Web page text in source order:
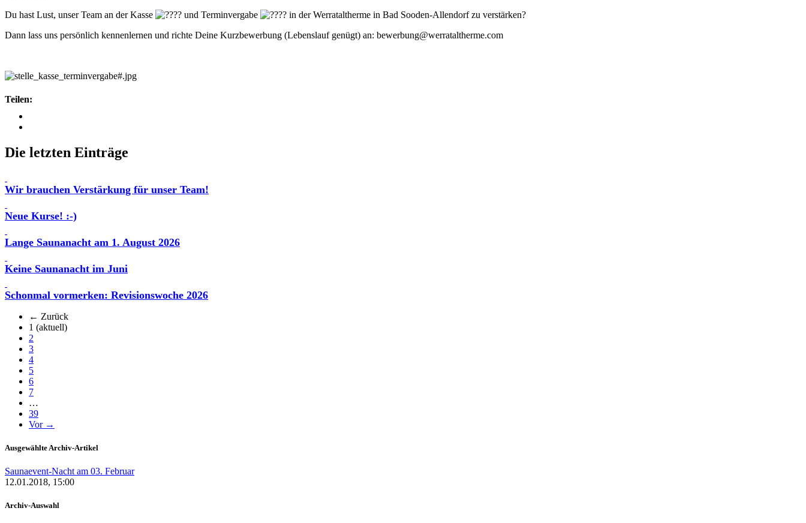
Du hast Lust, unser Team an der Kasse
und Terminvergabe
in der Werrataltherme in Bad Sooden-Allendorf zu verstärken?
Dann lass uns persönlich kennenlernen und richte Deine Kurzbewerbung (Lebenslauf genügt) an: bewerbung@werrataltherme.com
Teilen:
Die letzten Einträge
Wir brauchen Verstärkung für unser Team!
Neue Kurse! :-)
Lange Saunanacht am 1. August 2026
Keine Saunanacht im Juni
Schonmal vormerken: Revisionswoche 2026
← Zurück
1 (aktuell)
2
3
4
5
6
7
…
39
Vor →
Ausgewählte Archiv-Artikel
Saunaevent-Nacht am 03. Februar
12.01.2018, 15:00
Archiv-Auswahl